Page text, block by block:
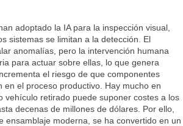
adoptado la IA para la inspección visual,
sistemas se limitan a la detección. El
anomalías, pero la intervención humana
para actuar sobre ellas, lo que genera
el riesgo de que componentes
en el proceso productivo. Hay mucho en
vehículo retirado puede suponer costes a los
decenas de millones de dólares. Por ello,
moderna, se ha convertido en un